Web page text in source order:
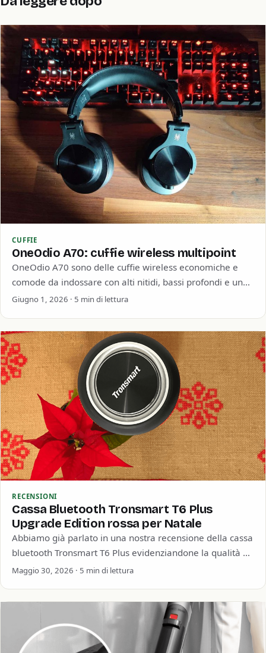
CUFFIE
OneOdio A70: cuffie wireless multipoint
OneOdio A70 sono delle cuffie wireless economiche e
comode da indossare con alti nitidi, bassi profondi e una
buona durata della batteria.…
Giugno 1, 2026 · 5 min di lettura
RECENSIONI
Cassa Bluetooth Tronsmart T6 Plus
Upgrade Edition rossa per Natale
Abbiamo già parlato in una nostra recensione della cassa
bluetooth Tronsmart T6 Plus evidenziandone la qualità e
soprattutto la straordinaria durata della…
Maggio 30, 2026 · 5 min di lettura